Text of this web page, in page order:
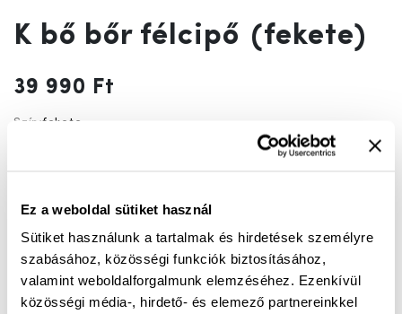
Ez a weboldal sütiket használ
Sütiket használunk a tartalmak és hirdetések személyre
szabásához, közösségi funkciók biztosításához,
valamint weboldalforgalmunk elemzéséhez. Ezenkívül
közösségi média-, hirdető- és elemező partnereinkkel
K bő bőr félcipő (fekete)
39 990 Ft
Szín:fekete
41 42 43 46
KOSÁRBA